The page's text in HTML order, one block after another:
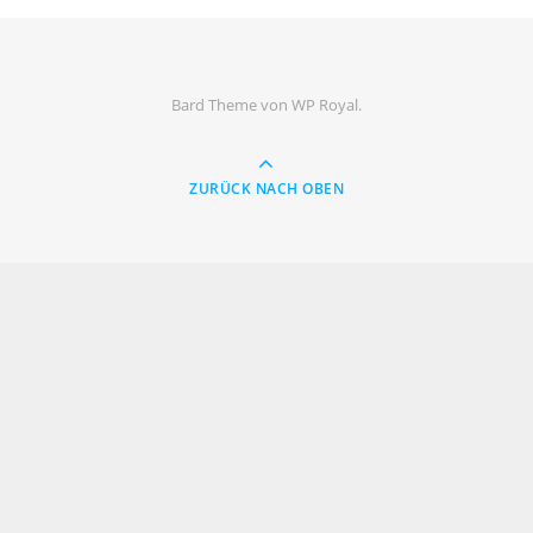
Bard Theme von WP Royal.
ZURÜCK NACH OBEN